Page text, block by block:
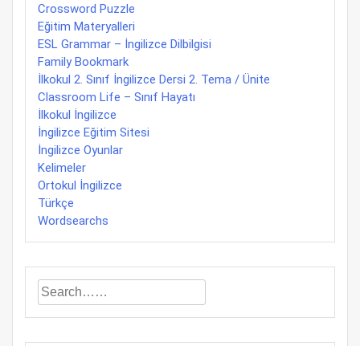
Crossword Puzzle
Eğitim Materyalleri
ESL Grammar – İngilizce Dilbilgisi
Family Bookmark
İlkokul 2. Sınıf İngilizce Dersi 2. Tema / Ünite
Classroom Life – Sınıf Hayatı
İlkokul İngilizce
İngilizce Eğitim Sitesi
İngilizce Oyunlar
Kelimeler
Ortokul İngilizce
Türkçe
Wordsearchs